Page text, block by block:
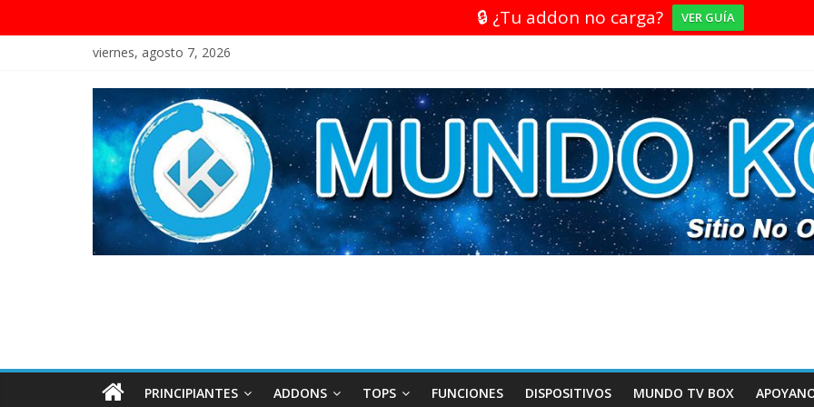
🔒 ¿Tu addon no carga? VER GUÍA
viernes, agosto 7, 2026
PRINCIPIANTES ADDONS TOPS FUNCIONES DISPOSITIVOS MUNDO TV BOX